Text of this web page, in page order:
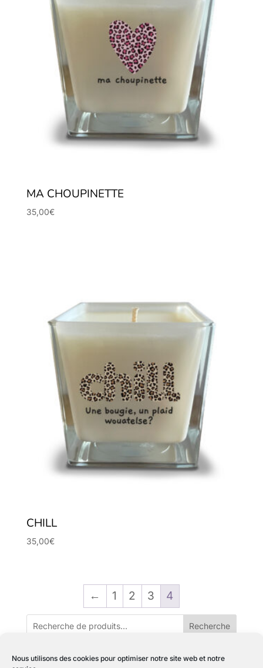
Nous utilisons des cookies pour optimiser notre site web et notre
MA CHOUPINETTE
35,00€
CHILL
35,00€
← 1 2 3 4
Recherche